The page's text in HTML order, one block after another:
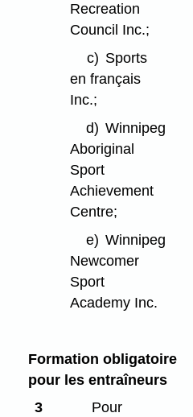
Recreation
Council Inc.;
c) Sports
en français
Inc.;
d) Winnipeg
Aboriginal
Sport
Achievement
Centre;
e) Winnipeg
Newcomer
Sport
Academy Inc.
Formation obligatoire
pour les entraîneurs
3
Pour